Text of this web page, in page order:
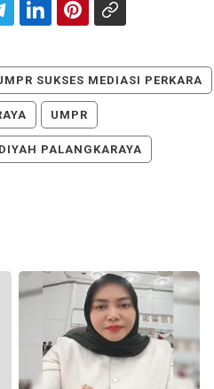
SUKSES MEDIASI PERKARA
UMPR
PALANGKARAYA